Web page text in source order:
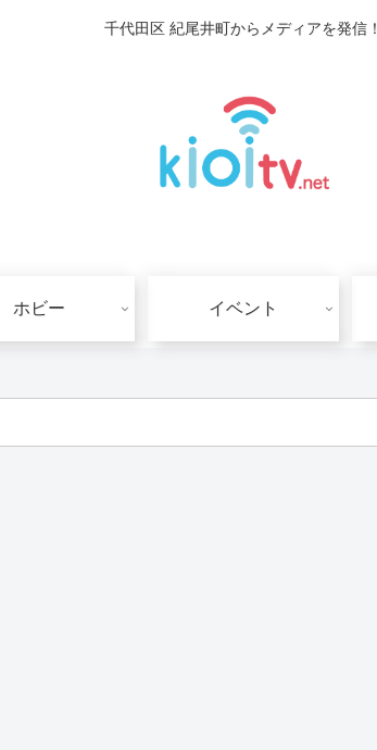
千代田区 紀尾井町からメディアを発信！
ホビー イベント